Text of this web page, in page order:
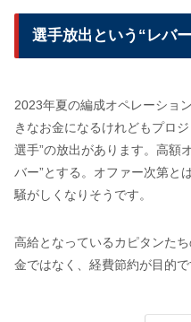
選手放出という“レバ
2023年夏の編成オペレーショ
きなお金になるけれどもプロ
選手”の放出があります。高額
バー”とする。オファー次第と
騒がしくなりそうです。
高給となっているカピタンた
金ではなく、経費節約が目的で